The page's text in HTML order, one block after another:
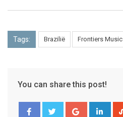
Tags: Brazilië Frontiers Music
You can share this post!